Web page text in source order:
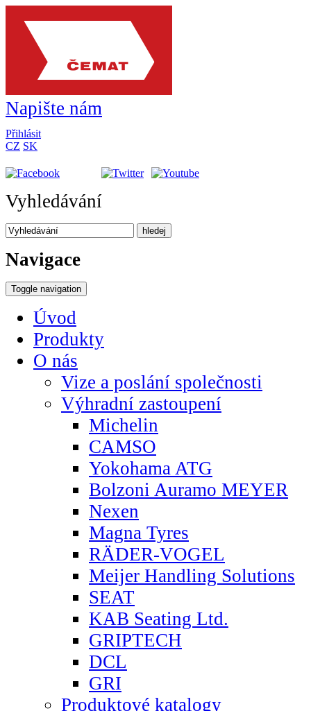
Napište nám
Přihlásit
CZ SK
Vyhledávání
hledej
Navigace
Toggle navigation
Úvod
Produkty
O nás
Vize a poslání společnosti
Výhradní zastoupení
Michelin
CAMSO
Yokohama ATG
Bolzoni Auramo MEYER
Nexen
Magna Tyres
RÄDER-VOGEL
Meijer Handling Solutions
SEAT
KAB Seating Ltd.
GRIPTECH
DCL
GRI
Produktové katalogy